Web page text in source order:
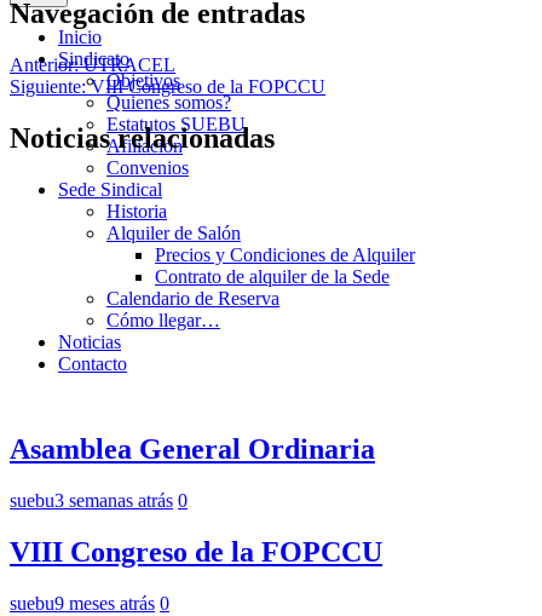
Inicio
Sindicato
Objetivos
Quienes somos?
Estatutos SUEBU
Afiliación
Convenios
Sede Sindical
Historia
Alquiler de Salón
Precios y Condiciones de Alquiler
Contrato de alquiler de la Sede
Calendario de Reserva
Cómo llegar…
Noticias
Contacto
Navegación de entradas
Anterior: UTRACEL
Siguiente: VIII Congreso de la FOPCCU
Noticias relacionadas
Asamblea General Ordinaria
suebu3 semanas atrás 0
VIII Congreso de la FOPCCU
suebu9 meses atrás 0